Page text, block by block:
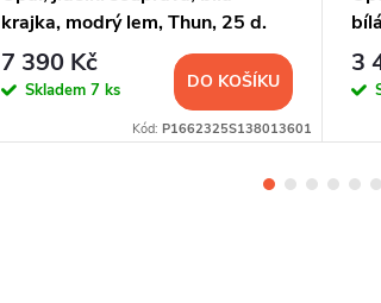
krajka, modrý lem, Thun, 25 d.
7 390 Kč
Skladem 7 ks DO KOŠÍKU
Kód: P1662325S138013601
d.
3